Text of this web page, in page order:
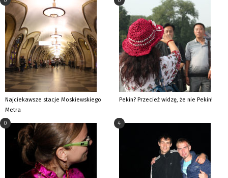
Najciekawsze stacje Moskiewskiego
Metra
Pekin? Przecież widzę, że nie Pekin!
0 4